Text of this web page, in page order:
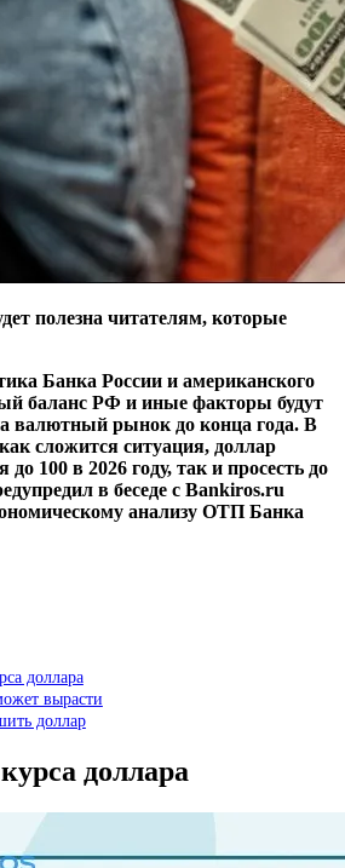
полезна читателям, которые
Банка России и американского
баланс РФ и иные факторы будут
валютный рынок до конца года. В
сложится ситуация, доллар
100 в 2026 году, так и просесть до
в беседе с Bankiros.ru
анализу ОТП Банка
доллара
вырасти
доллар
доллара